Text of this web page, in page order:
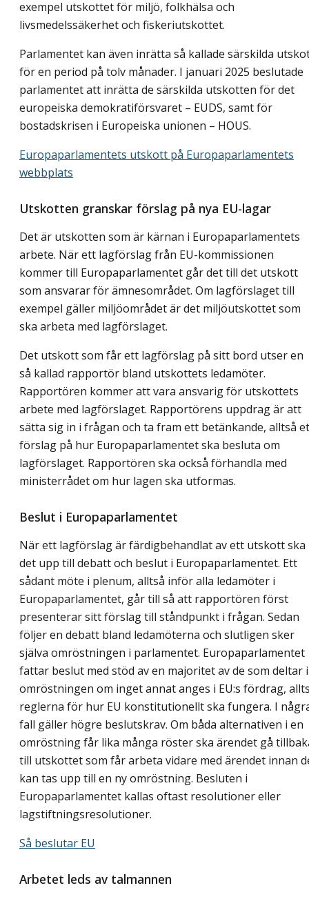
exempel utskottet för miljö, folkhälsa och
livsmedelssäkerhet och fiskeriutskottet.
Parlamentet kan även inrätta så kallade särskilda
för en period på tolv månader. I januari 2025 beslutade
parlamentet att inrätta de särskilda utskotten för det
europeiska demokratiförsvaret – EUDS, samt för
bostadskrisen i Europeiska unionen – HOUS.
Europaparlamentets utskott på Europaparlamentets
webbplats
Utskotten granskar förslag på nya EU-lagar
Det är utskotten som är kärnan i Europaparlamentets
arbete. När ett lagförslag från EU-kommissionen
kommer till Europaparlamentet går det till det utskott
som ansvarar för ämnesområdet. Om lagförslaget till
exempel gäller miljöområdet är det miljöutskottet som
ska arbeta med lagförslaget.
Det utskott som får ett lagförslag på sitt bord utser en
så kallad rapportör bland utskottets ledamöter.
Rapportören kommer att vara ansvarig för utskottets
arbete med lagförslaget. Rapportörens uppdrag är att
sätta sig in i frågan och ta fram ett betänkande, alltså
förslag på hur Europaparlamentet ska besluta om
lagförslaget. Rapportören ska också förhandla med
ministerrådet om hur lagen ska utformas.
Beslut i Europaparlamentet
När ett lagförslag är färdigbehandlat av ett utskott ska
det upp till debatt och beslut i Europaparlamentet. Ett
sådant möte i plenum, alltså inför alla ledamöter i
Europaparlamentet, går till så att rapportören först
presenterar sitt förslag till ståndpunkt i frågan. Sedan
följer en debatt bland ledamöterna och slutligen sker
själva omröstningen i parlamentet. Europaparlamentet
fattar beslut med stöd av en majoritet av de som deltar i
omröstningen om inget annat anges i EU:s fördrag,
reglerna för hur EU konstitutionellt ska fungera. I
fall gäller högre beslutskrav. Om båda alternativen i en
omröstning får lika många röster ska ärendet gå
till utskottet som får arbeta vidare med ärendet innan
kan tas upp till en ny omröstning. Besluten i
Europaparlamentet kallas oftast resolutioner eller
lagstiftningsresolutioner.
Så beslutar EU
Arbetet leds av talmannen